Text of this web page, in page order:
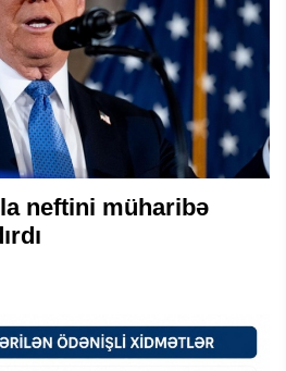
neftini müharibə